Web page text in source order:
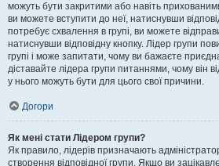
можуть бути закритими або навіть
ви можете вступити до неї, натиснувши
потребує схвалення в групі, ви можете
натиснувши відповідну кнопку. Лідер групи
групі і може запитати, чому ви бажаєте
діставайте лідера групи питаннями, чому він
у нього можуть бути для цього свої причини.
Догори
Як мені стати Лідером групи?
Як правило, лідерів призначають
створення відповідної групи. Якщо ви